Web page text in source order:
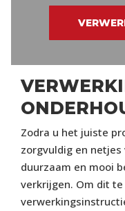
Zodra u het juiste
zorgvuldig en
duurzaam en mooi
verkrijgen. Om dit